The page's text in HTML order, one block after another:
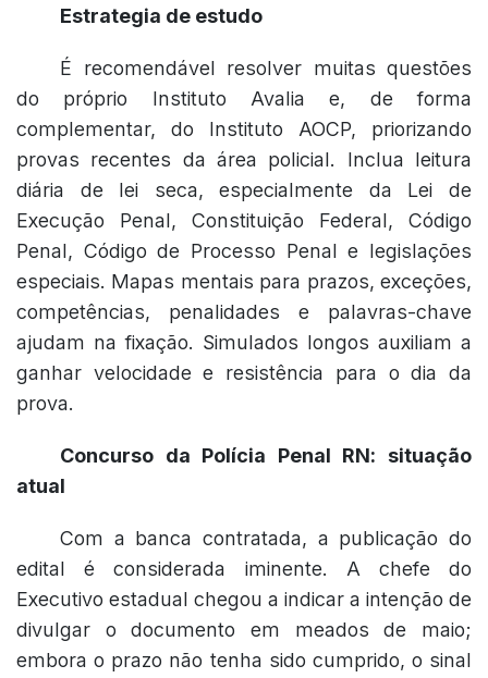
Estrategia de estudo
É recomendável resolver muitas questões
do próprio Instituto Avalia e, de forma
complementar, do Instituto AOCP, priorizando
provas recentes da área policial. Inclua leitura
diária de lei seca, especialmente da Lei de
Execução Penal, Constituição Federal, Código
Penal, Código de Processo Penal e legislações
especiais. Mapas mentais para prazos, exceções,
competências, penalidades e palavras-chave
ajudam na fixação. Simulados longos auxiliam a
ganhar velocidade e resistência para o dia da
prova.
Concurso da Polícia Penal RN: situação
atual
Com a banca contratada, a publicação do
edital é considerada iminente. A chefe do
Executivo estadual chegou a indicar a intenção de
divulgar o documento em meados de maio;
embora o prazo não tenha sido cumprido, o sinal